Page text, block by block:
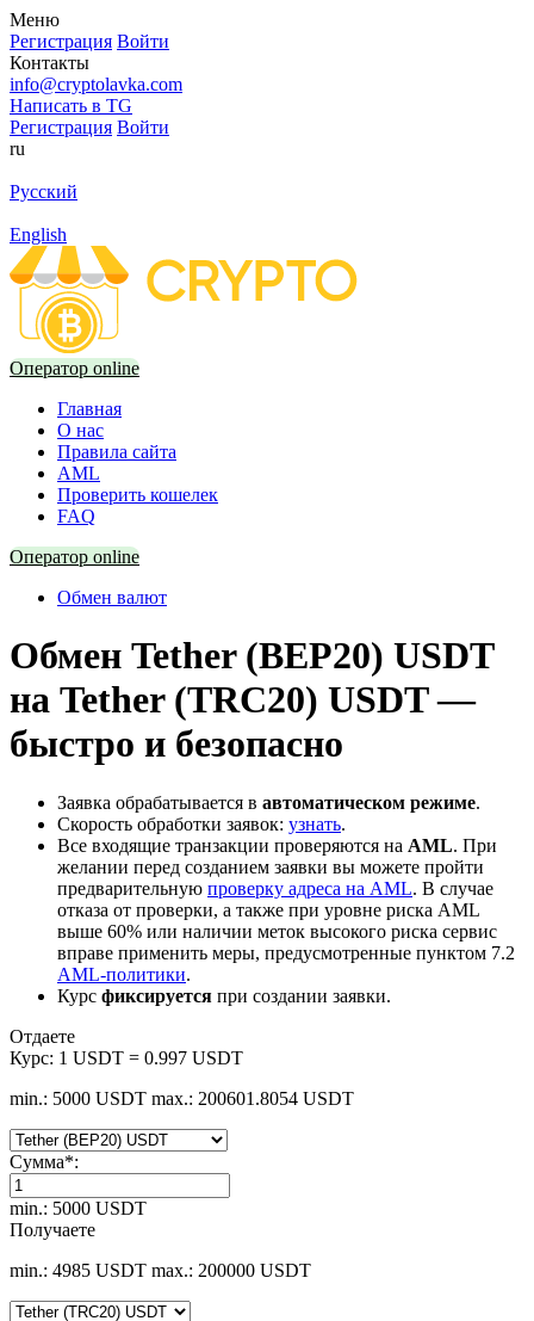
Меню
Регистрация Войти
Контакты
info@cryptolavka.com
Написать в TG
Регистрация Войти
ru
Русский
English
Оператор online
Главная
О нас
Правила сайта
AML
Проверить кошелек
FAQ
Оператор online
Обмен валют
Обмен Tether (BEP20) USDT
на Tether (TRC20) USDT —
быстро и безопасно
Заявка обрабатывается в автоматическом режиме.
Скорость обработки заявок: узнать.
Все входящие транзакции проверяются на AML. При
желании перед созданием заявки вы можете пройти
предварительную проверку адреса на AML. В случае
отказа от проверки, а также при уровне риска AML
выше 60% или наличии меток высокого риска сервис
вправе применить меры, предусмотренные пунктом 7.2
AML-политики.
Курс фиксируется при создании заявки.
Отдаете
Курс: 1 USDT = 0.997 USDT
min.: 5000 USDT max.: 200601.8054 USDT
Сумма*:
min.: 5000 USDT
Получаете
min.: 4985 USDT max.: 200000 USDT